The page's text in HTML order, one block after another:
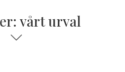
vårt urval